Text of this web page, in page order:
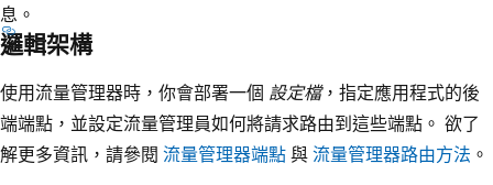
息。
邏輯架構
使用流量管理器時，你會部署一個 設定檔，指定應用程式的後
端端點，並設定流量管理員如何將請求路由到這些端點。 欲了
解更多資訊，請參閱 流量管理器端點與流量管理器路由方法 。